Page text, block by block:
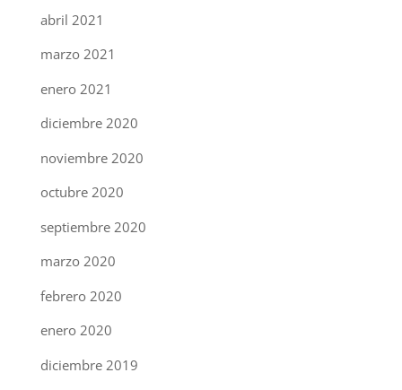
abril 2021
marzo 2021
enero 2021
diciembre 2020
noviembre 2020
octubre 2020
septiembre 2020
marzo 2020
febrero 2020
enero 2020
diciembre 2019